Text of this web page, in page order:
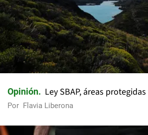
Opinión Ley SBAP, áreas
Por Flavia Liberona